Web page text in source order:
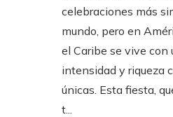
celebraciones más
mundo, pero en
el Caribe se vive con
intensidad y riqueza
únicas. Esta fiesta,
t...